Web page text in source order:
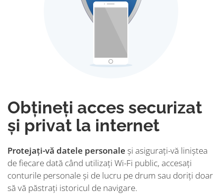
Obțineți acces securizat
și privat la internet
Protejați-vă datele personale și asigurați-vă liniștea
de fiecare dată când utilizați Wi-Fi public, accesați
conturile personale și de lucru pe drum sau doriți doar
să vă păstrați istoricul de navigare.